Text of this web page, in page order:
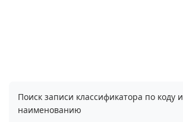
Поиск записи классификатора по коду и
наименованию